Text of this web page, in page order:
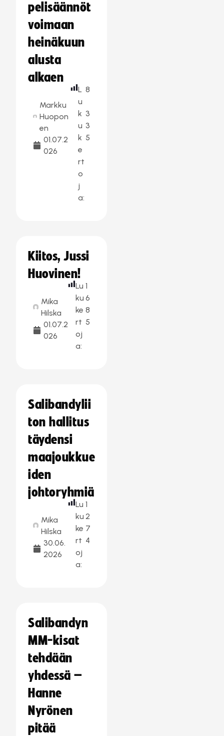
pelisäännöt
voimaan
heinäkuun
alusta
alkaen
Markku
Huopon
en
01.07.2
026
L
u
k
u
k
e
rt
o
j
a:
8
3
3
5
Kiitos, Jussi
Huovinen!
Mika
Hilska
01.07.2
026
Lu
ku
ke
rt
oj
a:
1
6
8
5
Salibandylii
ton hallitus
täydensi
maajoukkue
iden
johtoryhmiä
Mika
Hilska
30.06.
2026
Lu
ku
ke
rt
oj
a:
1
2
7
4
Salibandyn
MM-kisat
tehdään
yhdessä –
Hanne
Nyrönen
pitää